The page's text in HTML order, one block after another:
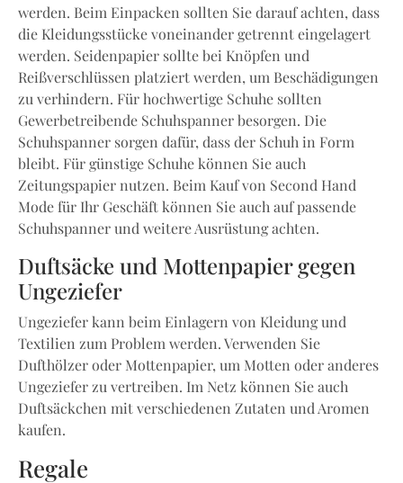
werden. Beim Einpacken sollten Sie darauf achten, dass
die Kleidungsstücke voneinander getrennt eingelagert
werden. Seidenpapier sollte bei Knöpfen und
Reißverschlüssen platziert werden, um Beschädigungen
zu verhindern. Für hochwertige Schuhe sollten
Gewerbetreibende Schuhspanner besorgen. Die
Schuhspanner sorgen dafür, dass der Schuh in Form
bleibt. Für günstige Schuhe können Sie auch
Zeitungspapier nutzen. Beim Kauf von Second Hand
Mode für Ihr Geschäft können Sie auch auf passende
Schuhspanner und weitere Ausrüstung achten.
Duftsäcke und Mottenpapier gegen
Ungeziefer
Ungeziefer kann beim Einlagern von Kleidung und
Textilien zum Problem werden. Verwenden Sie
Dufthölzer oder Mottenpapier, um Motten oder anderes
Ungeziefer zu vertreiben. Im Netz können Sie auch
Duftsäckchen mit verschiedenen Zutaten und Aromen
kaufen.
Regale